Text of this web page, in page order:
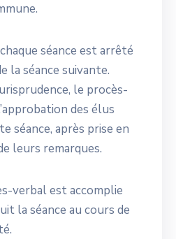
séance est arrêté
la séance suivante.
le procès-
des élus
séance, après prise en
leurs remarques.
verbal est accomplie
la séance au cours de